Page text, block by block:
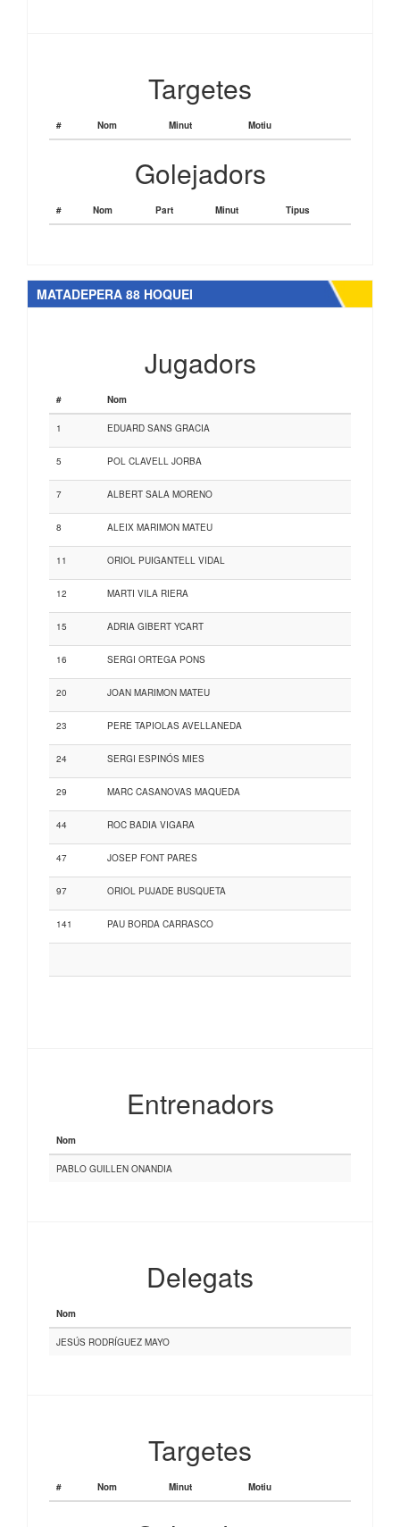
Targetes
# Nom Minut Motiu
Golejadors
# Nom Part Minut Tipus
MATADEPERA 88 HOQUEI
Jugadors
# Nom
1 EDUARD SANS GRACIA
5 POL CLAVELL JORBA
7 ALBERT SALA MORENO
8 ALEIX MARIMON MATEU
11 ORIOL PUIGANTELL VIDAL
12 MARTI VILA RIERA
15 ADRIA GIBERT YCART
16 SERGI ORTEGA PONS
20 JOAN MARIMON MATEU
23 PERE TAPIOLAS AVELLANEDA
24 SERGI ESPINÓS MIES
29 MARC CASANOVAS MAQUEDA
44 ROC BADIA VIGARA
47 JOSEP FONT PARES
97 ORIOL PUJADE BUSQUETA
141 PAU BORDA CARRASCO
Entrenadors
Nom
PABLO GUILLEN ONANDIA
Delegats
Nom
JESÚS RODRÍGUEZ MAYO
Targetes
# Nom Minut Motiu